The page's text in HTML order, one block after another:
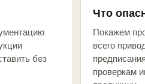
без
Что
Покажем
всего
проверкам